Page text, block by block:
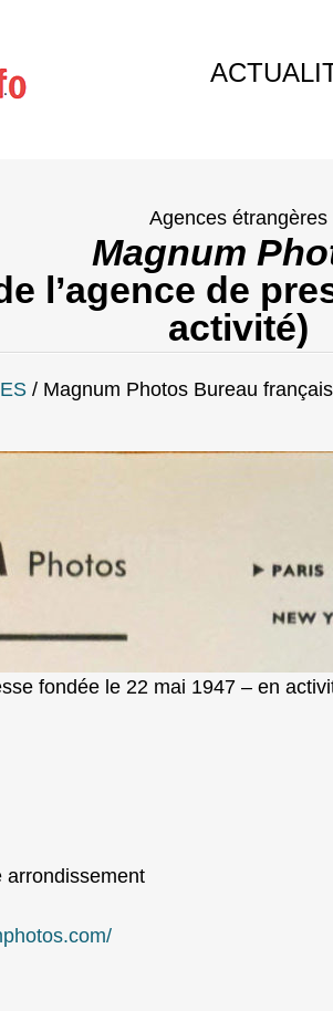
Skip
Agences étrangères
Magnum
l’agence de
activité)
/ Magnum Photos Bureau
fondée le 22 mai 1947 – en
arrondissement